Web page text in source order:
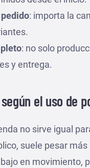
: importa la
: no solo
y entrega.
el uso de
no sirve igual
suele pesar
en movimiento,